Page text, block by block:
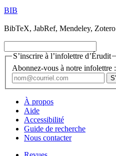
BIB
BibTeX, JabRef, Mendeley, Zotero
S’inscrire à l’infolettre d’Érudit
Abonnez-vous à notre infolettre :
À propos
Aide
Accessibilité
Guide de recherche
Nous contacter